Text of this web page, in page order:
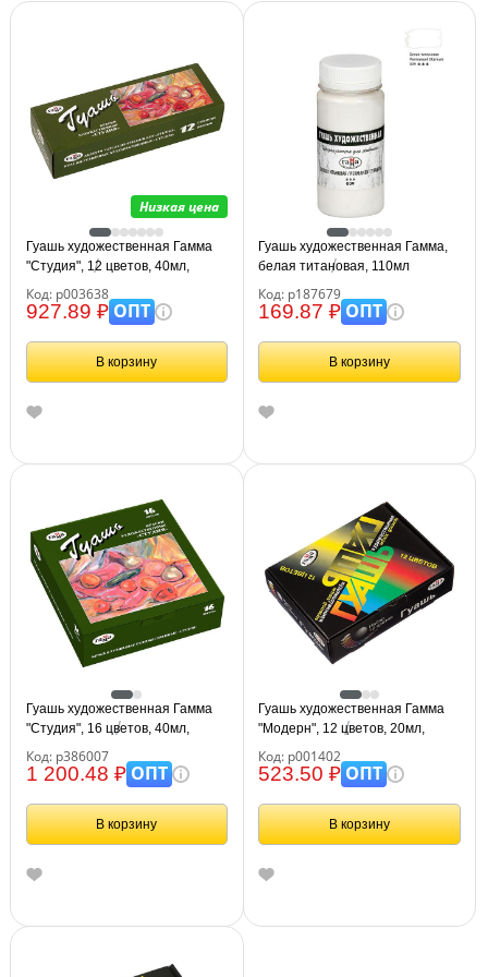
Низкая цена
Гуашь художественная Гамма
"Студия", 12 цветов, 40мл,
Код: р003638
927.89 ₽ОПТ
В корзину
Гуашь художественная Гамма,
белая титановая, 110мл
Код: р187679
169.87 ₽ОПТ
В корзину
Гуашь художественная Гамма
"Студия", 16 цветов, 40мл,
Код: р386007
1 200.48 ₽ОПТ
В корзину
Гуашь художественная Гамма
"Модерн", 12 цветов, 20мл,
Код: р001402
523.50 ₽ОПТ
В корзину